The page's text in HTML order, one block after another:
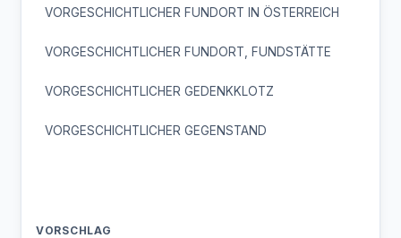
VORGESCHICHTLICHER FUNDORT IN ÖSTERREICH
VORGESCHICHTLICHER FUNDORT, FUNDSTÄTTE
VORGESCHICHTLICHER GEDENKKLOTZ
VORGESCHICHTLICHER GEGENSTAND
VORSCHLAG